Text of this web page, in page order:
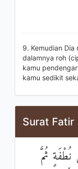
9. Kemudian
dalamnya roh
kamu
kamu sedikit
Surat Fatir
ثُمَّ